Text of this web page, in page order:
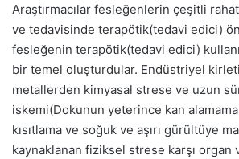
Araştırmacılar fesleğenlerin çeşitli
ve tedavisinde terapötik(tedavi edici)
fesleğenin terapötik(tedavi edici)
bir temel oluşturdular. Endüstriyel
metallerden kimyasal strese ve uzun
iskemi(Dokunun yeterince kan
kısıtlama ve soğuk ve aşırı gürültüye
kaynaklanan fiziksel strese karşı organ